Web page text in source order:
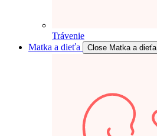
Trávenie
Matka a dieťa
Close Matka a dieťa